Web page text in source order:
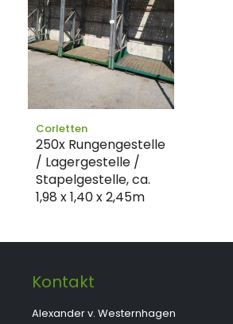
Corletten
250x Rungengestelle
/ Lagergestelle /
Stapelgestelle, ca.
1,98 x 1,40 x 2,45m
Kontakt
Alexander v. Westernhagen